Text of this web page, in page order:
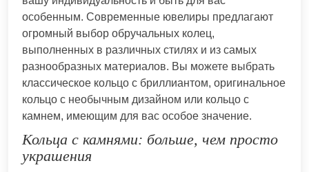
особенным. Современные ювелиры предлагают
огромный выбор обручальных колец,
выполненных в различных стилях и из самых
разнообразных материалов. Вы можете выбрать
классическое кольцо с бриллиантом, оригинальное
кольцо с необычным дизайном или кольцо с
камнем, имеющим для вас особое значение.
Кольца с камнями: больше, чем просто
украшения